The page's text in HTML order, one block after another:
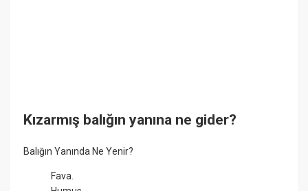
Kızarmış balığın yanına ne gider?
Balığın Yanında Ne Yenir?
Fava.